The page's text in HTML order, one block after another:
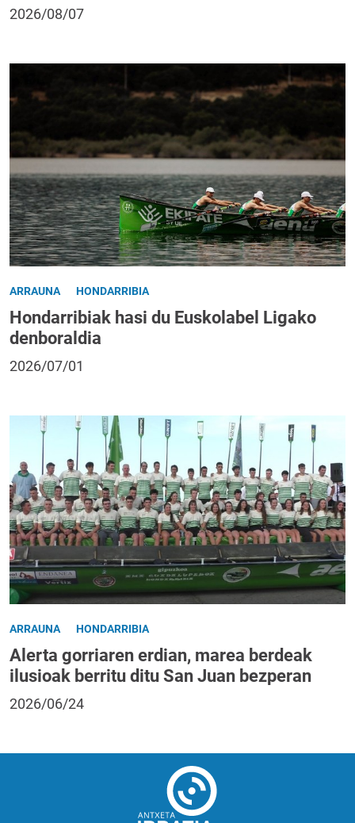
2026/08/07
ARRAUNA HONDARRIBIA
Hondarribiak hasi du Euskolabel Ligako
denboraldia
2026/07/01
ARRAUNA HONDARRIBIA
Alerta gorriaren erdian, marea berdeak
ilusioak berritu ditu San Juan bezperan
2026/06/24